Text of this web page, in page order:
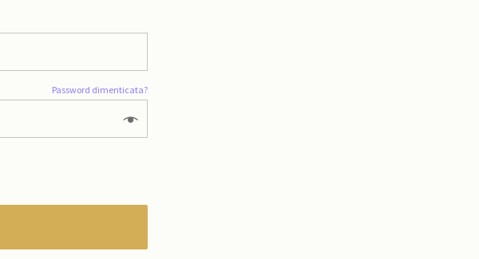
Password dimenticata?